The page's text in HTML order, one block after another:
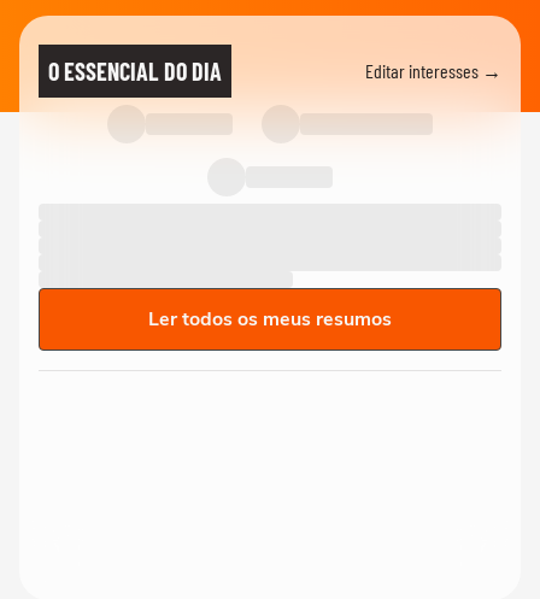
O ESSENCIAL DO DIA Editar interesses →
Ler todos os meus resumos